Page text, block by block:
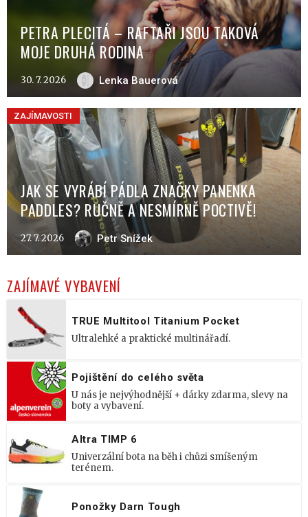
PETRA PLECITÁ – RAFTAŘI JSOU TAKOVÁ
MOJE DRUHÁ RODINA
30. 7. 2026 Lenka Bauerová
ZAJÍMAVOSTI
JAK SE VYRÁBÍ PÁDLA ZNAČKY PANENKA
PADDLES? RUČNĚ A NESMÍRNĚ POCTIVĚ!
27. 7. 2026 Petr Snížek
ZAJÍMAVÉ VYBAVENÍ
TRUE Multitool Titanium Pocket
Ultralehké a praktické multinářadí.
Pojištění do celého světa
U nás je nejvýhodnější + dárky zdarma, slevy na
boty a vybavení.
Altra TIMP 6
Univerzální bota na běh i chůzi smíšeným
terénem.
Ponožky Darn Tough